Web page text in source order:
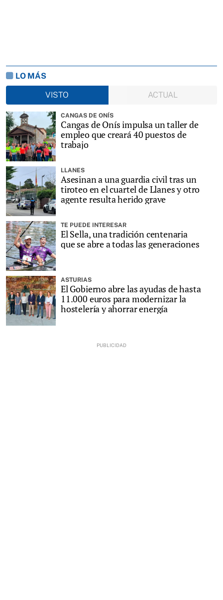
LO MÁS
VISTO
ACTUAL
CANGAS DE ONÍS
Cangas de Onís impulsa un taller de
empleo que creará 40 puestos de
trabajo
LLANES
Asesinan a una guardia civil tras un
tiroteo en el cuartel de Llanes y otro
agente resulta herido grave
TE PUEDE INTERESAR
El Sella, una tradición centenaria
que se abre a todas las generaciones
ASTURIAS
El Gobierno abre las ayudas de hasta
11.000 euros para modernizar la
hostelería y ahorrar energía